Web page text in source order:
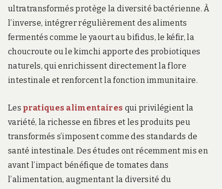
ultratransformés protège la diversité bactérienne. À
l’inverse, intégrer régulièrement des aliments
fermentés comme le yaourt au bifidus, le kéfir, la
choucroute ou le kimchi apporte des probiotiques
naturels, qui enrichissent directement la flore
intestinale et renforcent la fonction immunitaire.
Les pratiques alimentaires qui privilégient la
variété, la richesse en fibres et les produits peu
transformés s’imposent comme des standards de
santé intestinale. Des études ont récemment mis en
avant l’impact bénéfique de tomates dans
l’alimentation, augmentant la diversité du